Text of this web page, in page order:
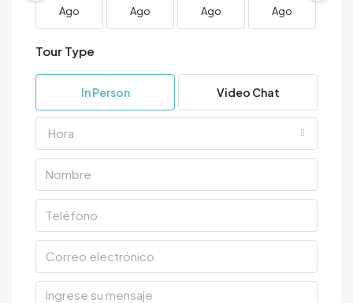
Ago Ago Ago Ago
Tour Type
In Person Video Chat
Hora